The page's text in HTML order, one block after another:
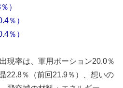
）
％）
％）
現率は、軍用ポーション20.0％
22.8％（前回21.9％）、想いの